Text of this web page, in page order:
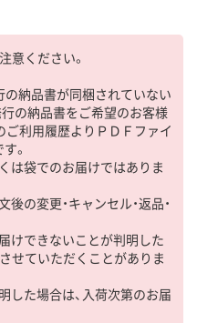
意ください。
の納品書が同梱されていない
の納品書をご希望のお客様
ご利用履歴よりＰＤＦファイ
。
は袋でのお届けではありま
の変更・キャンセル・返品・
けできないことが判明した
せていただくことがありま
した場合は、入荷次第のお届